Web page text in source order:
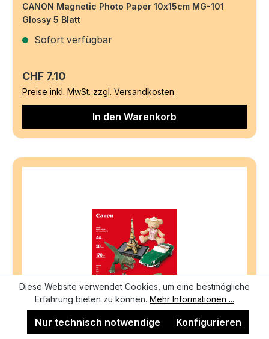
CANON Magnetic Photo Paper 10x15cm MG-101
Glossy 5 Blatt
Sofort verfügbar
Regulärer Preis:
CHF 7.10
Preise inkl. MwSt. zzgl. Versandkosten
In den Warenkorb
Diese Website verwendet Cookies, um eine bestmögliche
Erfahrung bieten zu können. Mehr Informationen ...
Nur technisch notwendige Konfigurieren